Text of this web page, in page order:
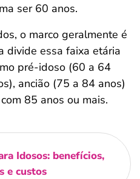
ser 60 anos.
o marco geralmente é
divide essa faixa etária
pré-idoso (60 a 64
ancião (75 a 84 anos)
85 anos ou mais.
Idosos: benefícios,
e custos